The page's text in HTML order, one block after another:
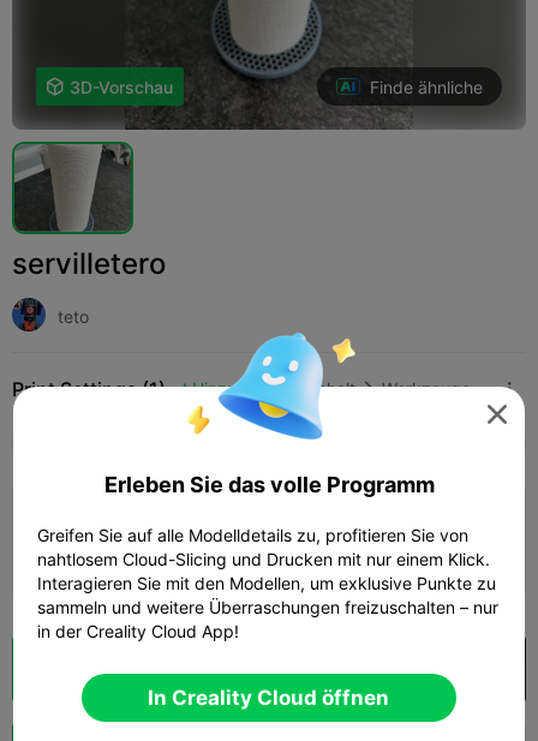
 3D-Vorschau Finde ähnliche
servilletero
teto
Print Settings (1) Hinzufügen Haushalt  Werkzeuge & Ersatzteile 
 06h 06m  1 plates  76.10g

Erleben Sie das volle Programm
Greifen Sie auf alle Modelldetails zu, profitieren Sie von
nahtlosem Cloud-Slicing und Drucken mit nur einem Klick.
Interagieren Sie mit den Modellen, um exklusive Punkte zu
sammeln und weitere Überraschungen freizuschalten – nur
in der Creality Cloud App!
In Creality Cloud öffnen